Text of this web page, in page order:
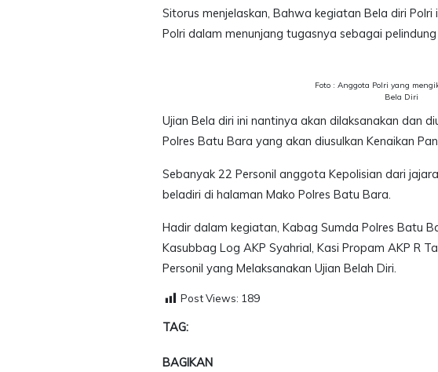
Sitorus menjelaskan, Bahwa kegiatan Bela diri
Polri dalam menunjang tugasnya sebagai
Foto : Anggota Polri yang
Bela Diri
Ujian Bela diri ini nantinya akan dilaksanakan dan
Polres Batu Bara yang akan diusulkan Kenaikan
Sebanyak 22 Personil anggota Kepolisian dari
beladiri di halaman Mako Polres Batu Bara.
Hadir dalam kegiatan, Kabag Sumda Polres Batu
Kasubbag Log AKP Syahrial, Kasi Propam AKP R
Personil yang Melaksanakan Ujian Belah Diri.
Post Views: 189
TAG:
BAGIKAN